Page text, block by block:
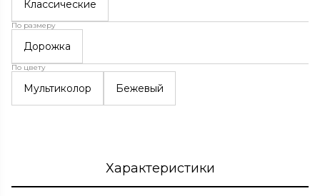
Классические
По размеру
Дорожка
По цвету
Мультиколор Бежевый
Характеристики